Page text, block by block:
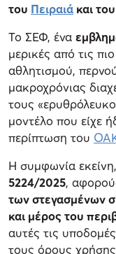
του Πειραιά και
Το ΣΕΦ, ένα
μερικές από τις
αθλητισμού,
μακροχρόνιας
τους
μοντέλο που είχε
περίπτωση του
Η συμφωνία
5224/2025,
των στεγασμένων
και μέρος του
αυτές τις
τους όρους